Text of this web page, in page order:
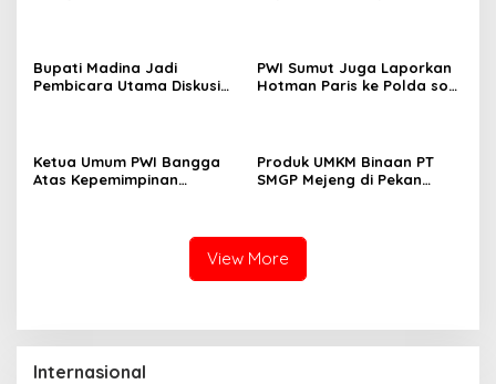
Bupati Madina Jadi
Pembicara Utama Diskusi
PWI Sumut Juga Laporkan
Hotman Paris ke Polda soal
Ketua Umum PWI Bangga
Atas Kepemimpinan
Produk UMKM Binaan PT
SMGP Mejeng di Pekan
View More
Internasional